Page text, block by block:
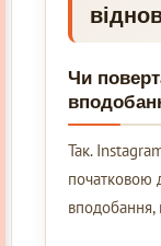
Чи
Так.
початковою
вподобання,